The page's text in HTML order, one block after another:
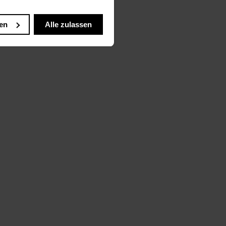
Alle zulassen